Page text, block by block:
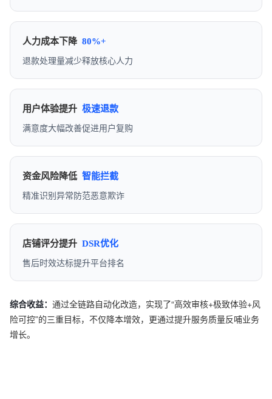
人力成本下降80%+
退款处理量减少释放核心人力
用户体验提升 极速退款
满意度大幅改善促进用户复购
资金风险降低 智能拦截
精准识别异常防范恶意欺诈
店铺评分提升 DSR优化
售后时效达标提升平台排名
综合收益： 通过全链路自动化改造，实现了“高效审核+极致体验+风
险可控”的三重目标，不仅降本增效，更通过提升服务质量反哺业务
增长。